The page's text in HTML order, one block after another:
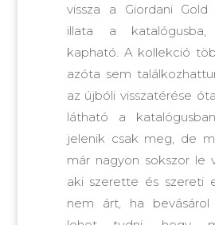
vissza a Giordani
illata a
kapható. A kollekció
azóta sem
az újbóli visszatérése
látható a
jelenik csak meg, de
már nagyon sokszor le
aki szerette és szereti
nem árt, ha